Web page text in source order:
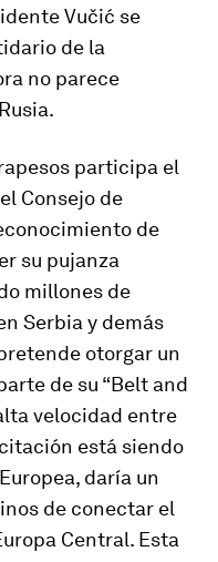
Vučić se
de la
no parece
participa el
Consejo de
de
su pujanza
millones de
Serbia y demás
otorgar un
de su “Belt and
velocidad entre
está siendo
daría un
de conectar el
Central. Esta